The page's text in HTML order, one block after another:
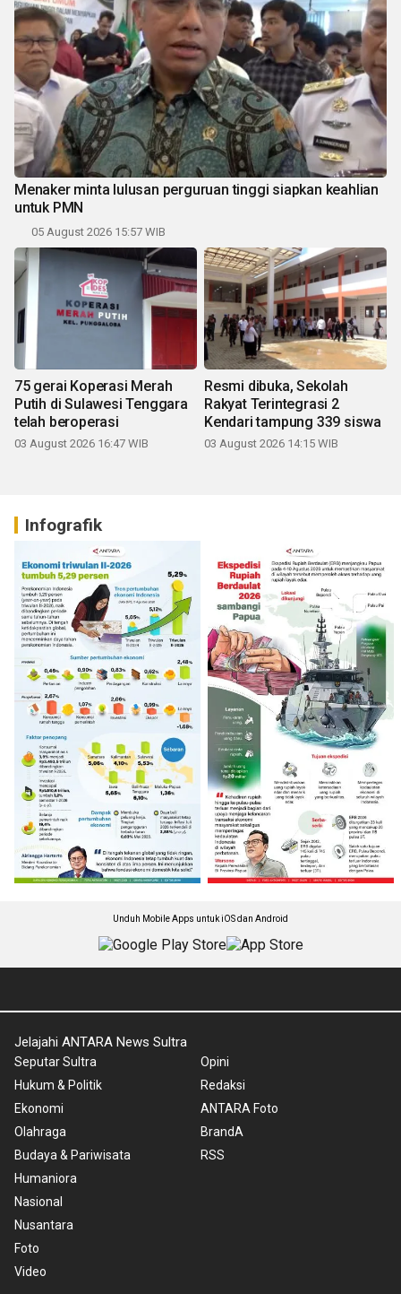
Menaker minta lulusan perguruan tinggi siapkan keahlian
untuk PMN
05 August 2026 15:57 WIB
75 gerai Koperasi Merah
Putih di Sulawesi Tenggara
telah beroperasi
03 August 2026 16:47 WIB
Resmi dibuka, Sekolah
Rakyat Terintegrasi 2
Kendari tampung 339 siswa
03 August 2026 14:15 WIB
Infografik
Unduh Mobile Apps untuk iOS dan Android
Jelajahi ANTARA News Sultra
Seputar Sultra
Hukum & Politik
Ekonomi
Olahraga
Budaya & Pariwisata
Humaniora
Nasional
Nusantara
Foto
Video
Opini
Redaksi
ANTARA Foto
BrandA
RSS